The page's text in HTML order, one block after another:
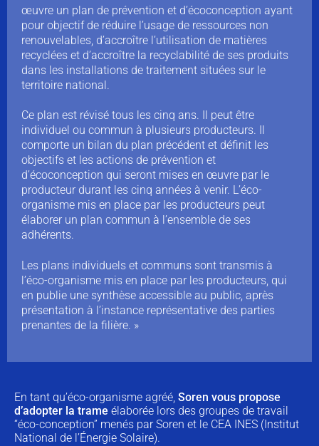
œuvre un plan de prévention et d’écoconception ayant
pour objectif de réduire l’usage de ressources non
renouvelables, d’accroître l’utilisation de matières
recyclées et d’accroître la recyclabilité de ses produits
dans les installations de traitement situées sur le
territoire national.
Ce plan est révisé tous les cinq ans. Il peut être
individuel ou commun à plusieurs producteurs. Il
comporte un bilan du plan précédent et définit les
objectifs et les actions de prévention et
d’écoconception qui seront mises en œuvre par le
producteur durant les cinq années à venir. L’éco-
organisme mis en place par les producteurs peut
élaborer un plan commun à l’ensemble de ses
adhérents.
Les plans individuels et communs sont transmis à
l’éco-organisme mis en place par les producteurs, qui
en publie une synthèse accessible au public, après
présentation à l’instance représentative des parties
prenantes de la filière. »
En tant qu’éco-organisme agréé, Soren vous propose
d’adopter la trame élaborée lors des groupes de travail
“éco-conception” menés par Soren et le CEA INES (Institut
National de l’Énergie Solaire).